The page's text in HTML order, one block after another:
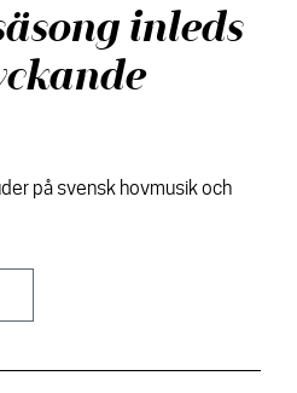
inleds
på svensk hovmusik och